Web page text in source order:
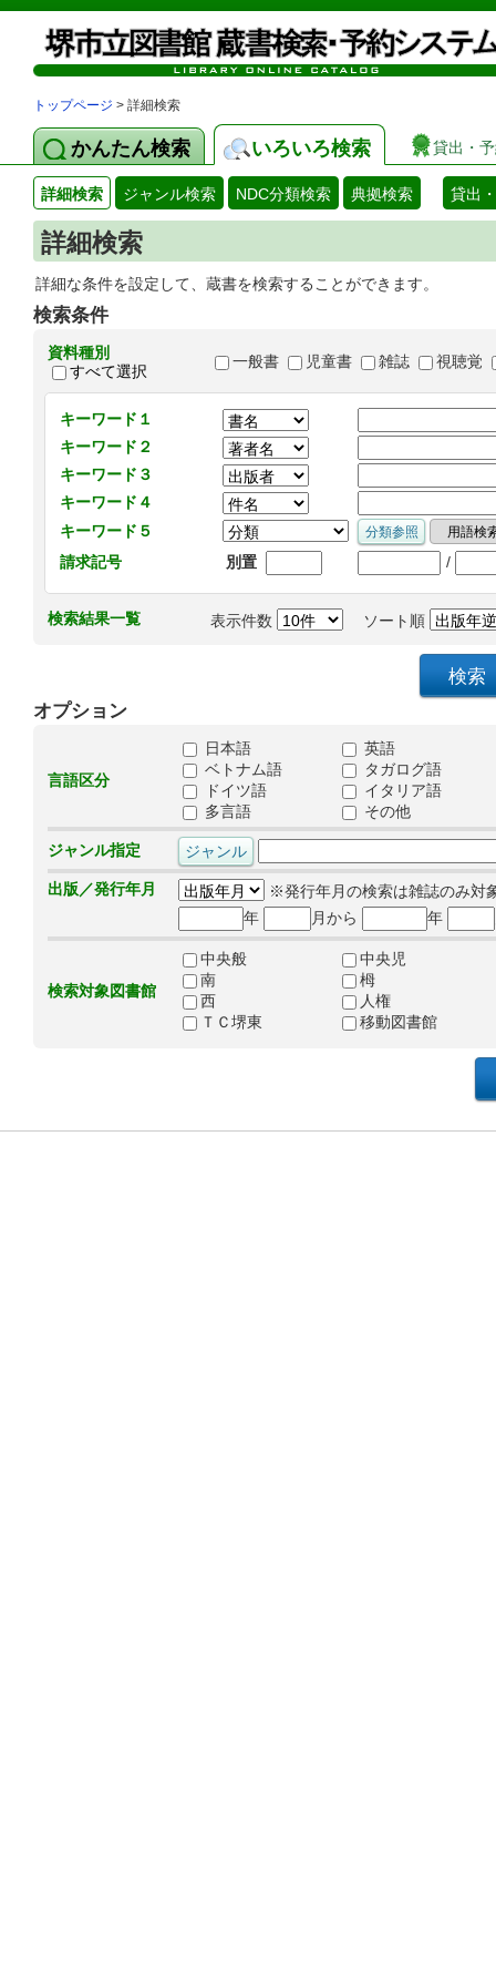
トップページ > 詳細検索
かんたん検索 いろいろ検索 貸出・
詳細検索 ジャンル検索 NDC分類検索 典拠検索 貸出
詳細検索
詳細な条件を設定して、蔵書を検索することができます。
検索条件
資料種別
すべて選択
一般書 児童書 雑誌 視聴覚
キーワード１
キーワード２
キーワード３
キーワード４
キーワード５
請求記号
別置 /
検索結果一覧 表示件数 ソート順
オプション
言語区分
日本語
英語
ベトナム語
タガログ語
ドイツ語
イタリア語
多言語
その他
ジャンル指定
出版／発行年月
※発行年月の検索は雑誌のみ対
年
月から 年
検索対象図書館
中央般
中央児
南
栂
西
人権
ＴＣ堺東
移動図書館